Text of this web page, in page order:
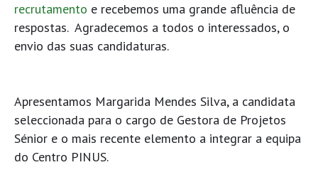
recrutamento e recebemos uma grande afluência de
respostas. Agradecemos a todos o interessados, o
envio das suas candidaturas.
Apresentamos Margarida Mendes Silva, a candidata
seleccionada para o cargo de Gestora de Projetos
Sénior e o mais recente elemento a integrar a equipa
do Centro PINUS.